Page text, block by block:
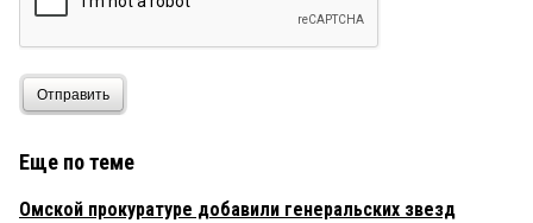
Отправить
Еще по теме
Омской прокуратуре добавили генеральских звезд